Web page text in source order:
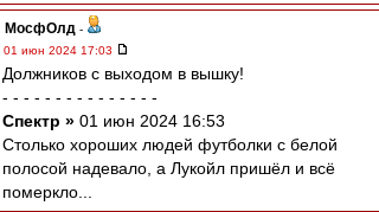
МосфОлд -
01 июн 2024 17:03
Должников с выходом в вышку!
- - - - - - - - - - - - - - -
Спектр » 01 июн 2024 16:53
Столько хороших людей футболки с белой
полосой надевало, а Лукойл пришёл и всё
померкло...